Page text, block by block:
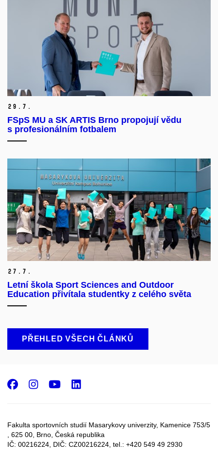
29. 7.
FSpS MU a SK ARTIS Brno propojují vědu
s profesionálním fotbalem
27. 7.
Letní škola Sport Sciences and Outdoor
Education přivítala studentky z celého světa
PŘEHLED VŠECH ČLÁNKŮ
Fakulta sportovních studií Masarykovy univerzity, Kamenice 753/5​
, 625 00, Brno, Česká republika
IČ: 00216224, DIČ: CZ00216224, tel.: +420 549 49 2930
Facebook
Instagram
Youtube